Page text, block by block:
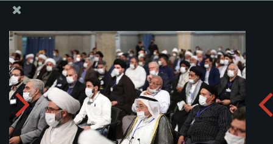
บรรดาสมาชิกสมัชชาอะฮ์ลุลบัยต์โลก เข้าพบท่านผู้นำ
สูงสุดการปฏิวัติอิสลาม
อัพโหลดอัลบั่ม: